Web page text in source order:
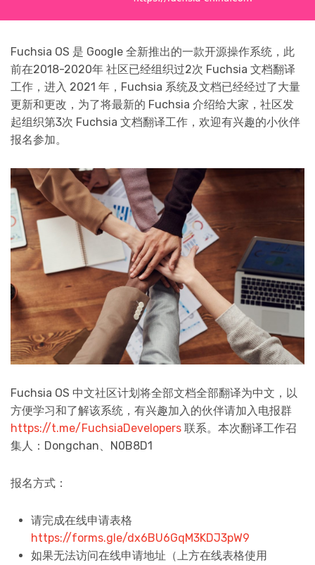
Fuchsia OS 是 Google 全新推出的一款开源操作系统，此
前在2018-2020年 社区已经组织过2次 Fuchsia 文档翻译
工作，进入 2021 年，Fuchsia 系统及文档已经经过了大量
更新和更改，为了将最新的 Fuchsia 介绍给大家，社区发
起组织第3次 Fuchsia 文档翻译工作，欢迎有兴趣的小伙伴
报名参加。
Fuchsia OS 中文社区计划将全部文档全部翻译为中文，以
方便学习和了解该系统，有兴趣加入的伙伴请加入电报群
https://t.me/FuchsiaDevelopers 联系。本次翻译工作召
集人：Dongchan、N0B8D1
报名方式：
请完成在线申请表格
https://forms.gle/dx6BU6GqM3KDJ3pW9
如果无法访问在线申请地址（上方在线表格使用